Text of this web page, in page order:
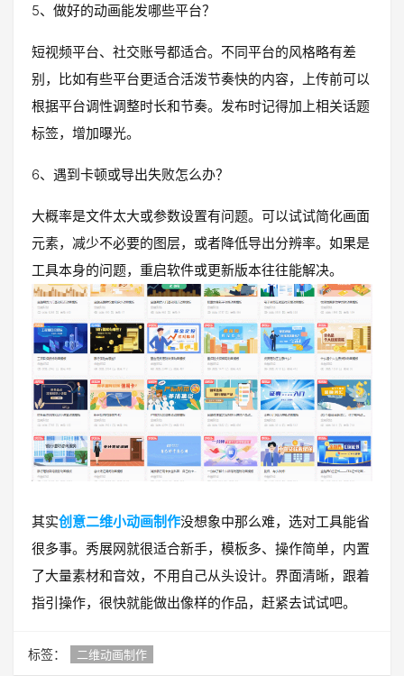
5、做好的动画能发哪些平台？
短视频平台、社交账号都适合。不同平台的风格略有差
别，比如有些平台更适合活泼节奏快的内容，上传前可以
根据平台调性调整时长和节奏。发布时记得加上相关话题
标签，增加曝光。
6、遇到卡顿或导出失败怎么办？
大概率是文件太大或参数设置有问题。可以试试简化画面
元素，减少不必要的图层，或者降低导出分辨率。如果是
工具本身的问题，重启软件或更新版本往往能解决。
其实创意二维小动画制作没想象中那么难，选对工具能省
很多事。秀展网就很适合新手，模板多、操作简单，内置
了大量素材和音效，不用自己从头设计。界面清晰，跟着
指引操作，很快就能做出像样的作品，赶紧去试试吧。
标签： 二维动画制作